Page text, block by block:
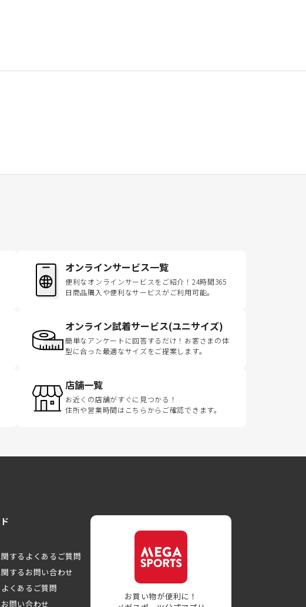
オンラインサービス一覧
便利なオンラインサービスをご紹介！24時間365
日商品購入や便利なサービスがご利用可能。
オンライン試着サービス(ユニサイズ)
簡単なアンケートに回答するだけ！お客さまの体
型に合った最適なサイズをご提案します。
店舗一覧
お近くの店舗がすぐに見つかる！
住所や営業時間はこちらからご確認できます。
するよくあるご質問
するお問い合わせ
くあるご質問
問い合わせ
お買い物が便利に！